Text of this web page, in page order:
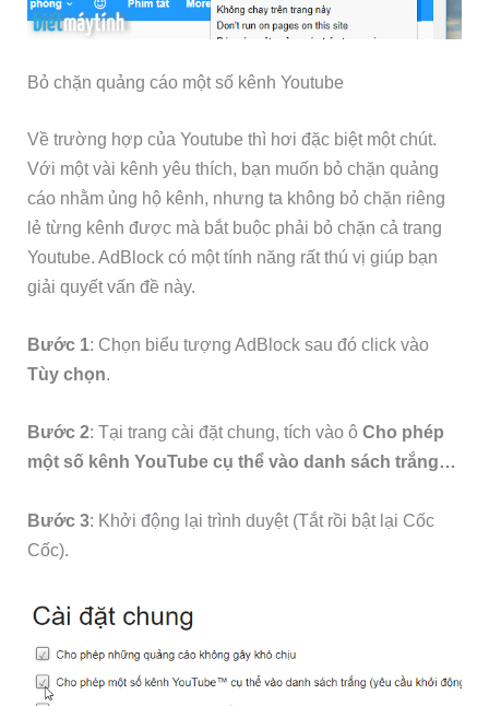
Bỏ chặn quảng cáo một số kênh Youtube
Về trường hợp của Youtube thì hơi đặc biệt một chút.
Với một vài kênh yêu thích, bạn muốn bỏ chặn quảng
cáo nhằm ủng hộ kênh, nhưng ta không bỏ chặn riêng
lẻ từng kênh được mà bắt buộc phải bỏ chặn cả trang
Youtube. AdBlock có một tính năng rất thú vị giúp bạn
giải quyết vấn đề này.
Bước 1: Chọn biểu tượng AdBlock sau đó click vào
Tùy chọn.
Bước 2: Tại trang cài đặt chung, tích vào ôCho phép
một số kênh YouTube cụ thể vào danh sách trắng…
Bước 3: Khởi động lại trình duyệt (Tắt rồi bật lại Cốc
Cốc).